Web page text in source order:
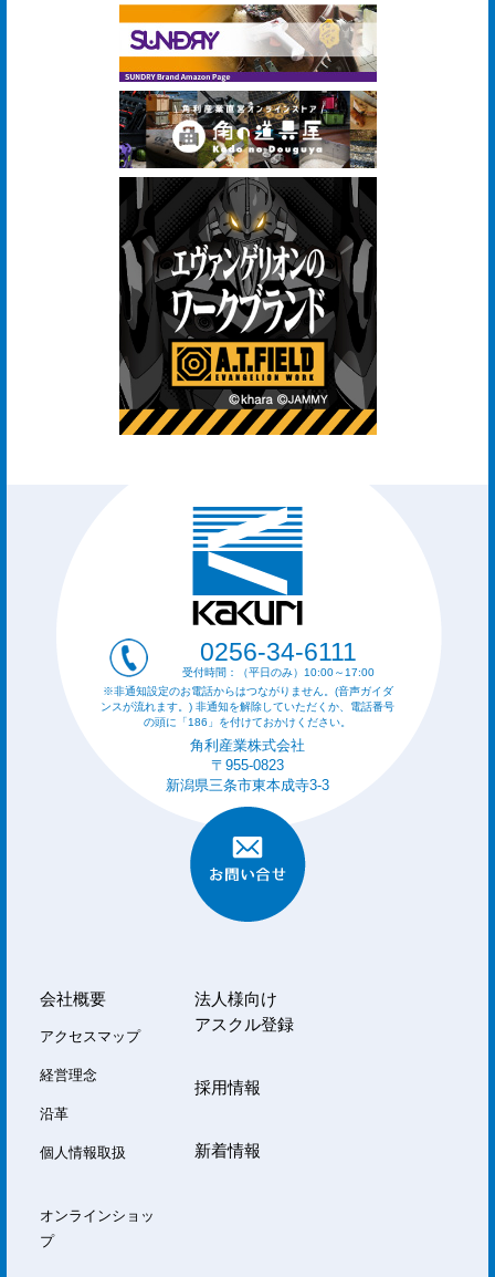
0256-34-6111
受付時間：（平日のみ）10:00～17:00
※非通知設定のお電話からはつながりません。(音声ガイダ
ンスが流れます。) 非通知を解除していただくか、電話番号
の頭に「186」を付けておかけください。
角利産業株式会社
〒955-0823
新潟県三条市東本成寺3-3
会社概要
アクセスマップ
経営理念
沿革
個人情報取扱
オンラインショッ
プ
法人様向け
アスクル登録
採用情報
新着情報